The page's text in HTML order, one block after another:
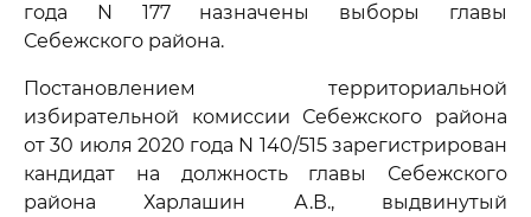
года N 177 назначены выборы главы
Себежского района.
Постановлением территориальной
избирательной комиссии Себежского района
от 30 июля 2020 года N 140/515 зарегистрирован
кандидат на должность главы Себежского
района Харлашин А.В., выдвинутый